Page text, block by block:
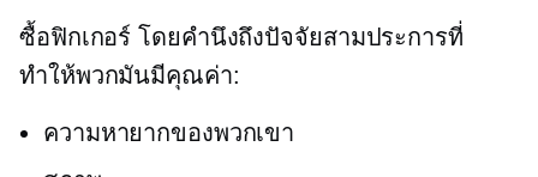
ซื้อฟิกเกอร์ โดยคำนึงถึงปัจจัยสามประการที่
ทำให้พวกมันมีคุณค่า:
ความหายากของพวกเขา